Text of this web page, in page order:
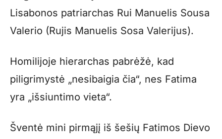
Lisabonos patriarchas Rui Manuelis Sousa
Valerio (Rujis Manuelis Sosa Valerijus).
Homilijoje hierarchas pabrėžė, kad
piligrimystė „nesibaigia čia“, nes Fatima
yra „išsiuntimo vieta“.
Šventė mini pirmąjį iš šešių Fatimos Dievo